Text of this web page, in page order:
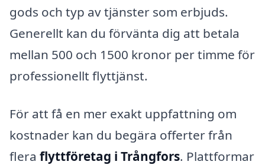
gods och typ av tjänster som erbjuds.
Generellt kan du förvänta dig att betala
mellan 500 och 1500 kronor per timme för
professionellt flyttjänst.
För att få en mer exakt uppfattning om
kostnader kan du begära offerter från
flera flyttföretag i Trångfors. Plattformar